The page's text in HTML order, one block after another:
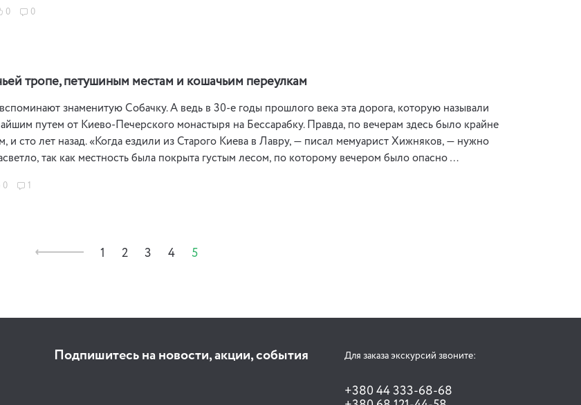
0 0
тропе, петушиным местам и кошачьим переулкам
знаменитую Собачку. А ведь в 30-е годы прошлого века эта дорога, которую называли
путем от Киево-Печерского монастыря на Бессарабку. Правда, по вечерам здесь было крайне
и сто лет назад. «Когда ездили из Старого Киева в Лавру, — писал мемуарист Хижняков, — нужно
так как местность была покрыта густым лесом, по которому вечером было опасно …
0
1 2 3 4 5
Подпишитесь на новости, акции, события Для заказа экскурсий звоните:
+380 44 333-68-68